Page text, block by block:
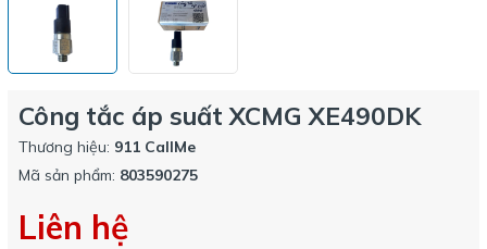
Công tắc áp suất XCMG XE490DK
Thương hiệu: 911 CallMe
Mã sản phẩm: 803590275
Liên hệ